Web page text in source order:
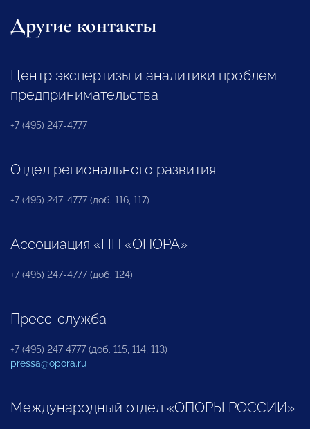
Другие контакты
Центр экспертизы и аналитики проблем
предпринимательства
+7 (495) 247-4777
Отдел регионального развития
+7 (495) 247-4777 (доб. 116, 117)
Ассоциация «НП «ОПОРА»
+7 (495) 247-4777 (доб. 124)
Пресс-служба
+7 (495) 247 4777 (доб. 115, 114, 113)
pressa@opora.ru
Международный отдел «ОПОРЫ РОССИИ»